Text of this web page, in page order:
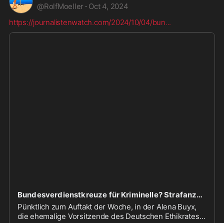
@RolfMoeller · Oct 4, 2024
https://journalistenwatch.com/2024/10/04/bun...
Bundesverdienstkreuze für Kriminelle? Strafanzeige gegen Alena Buyx » Journalistenwatch,Bundesverdienstkreuze für Kriminelle? Strafanzeige gegen Alena Buyx
Pünktlich zum Auftakt der Woche, in der Alena Buyx,
die ehemalige Vorsitzende des Deutschen Ethikrates,